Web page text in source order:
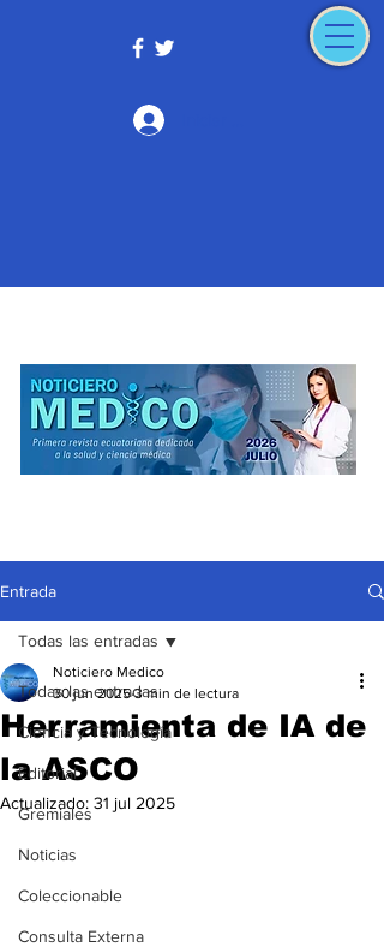
Entrada
Todas las entradas
Ciencia y Tecnología
Editorial
Gremiales
Noticias
Coleccionable
Consulta Externa
Todas las entradas
Herramienta de IA de
la ASCO
Noticiero Medico
30 jun 2025 3 min de lectura
Actualizado: 31 jul 2025